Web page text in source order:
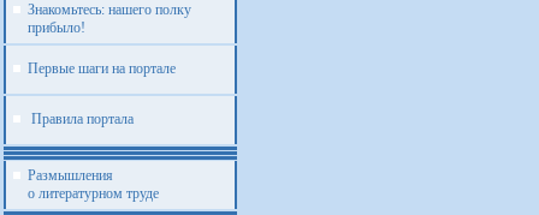
Знакомьтесь: нашего полку
прибыло!
Первые шаги на портале
Правила портала
Размышления
о литературном труде